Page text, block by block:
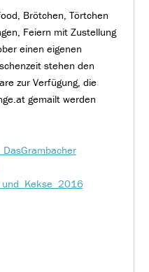
Brötchen, Törtchen
Feiern mit Zustellung
einen eigenen
stehen den
zur Verfügung, die
gemailt werden